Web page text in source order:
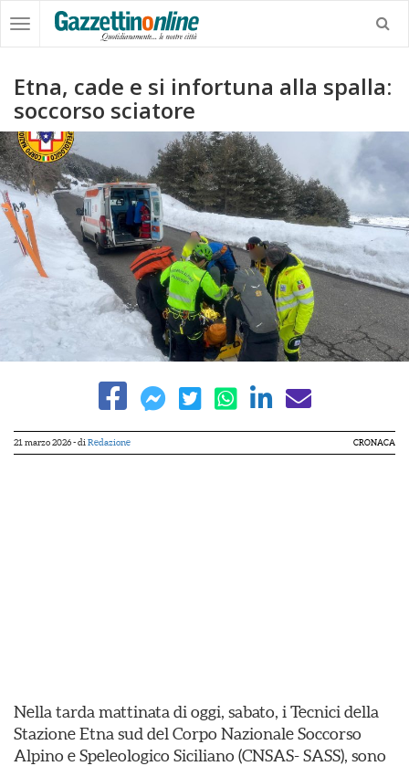
Etna, cade e si infortuna alla spalla:
soccorso sciatore
21 marzo 2026- di Redazione CRONACA
Nella tarda mattinata di oggi, sabato, i Tecnici della
Stazione Etna sud del Corpo Nazionale Soccorso
Alpino e Speleologico Siciliano (CNSAS- SASS), sono